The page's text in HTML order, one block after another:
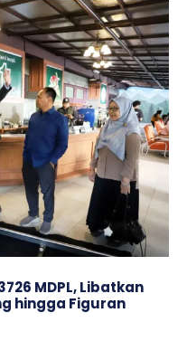
MDPL, Libatkan
hingga Figuran